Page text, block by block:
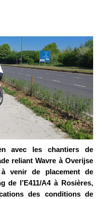
avec les chantiers de
reliant Wavre à Overijse
venir de placement de
de l’E411/A4 à Rosières,
des conditions de